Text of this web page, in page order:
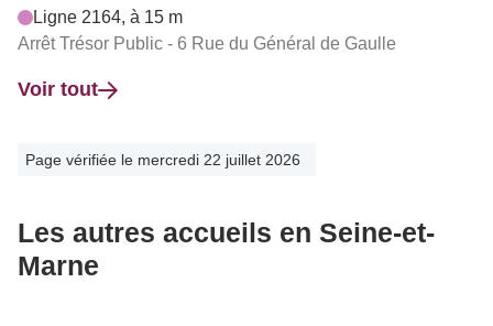
Ligne 2164, à 15 m
Arrêt Trésor Public - 6 Rue du Général de Gaulle
Voir tout
Page vérifiée le mercredi 22 juillet 2026
Les autres accueils en Seine-et-
Marne